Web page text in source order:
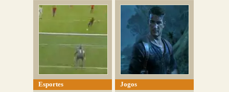
Esportes
Jogos